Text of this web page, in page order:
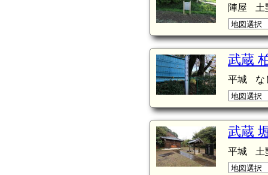
陣屋 土
武蔵
平城 な
武蔵
平城 土